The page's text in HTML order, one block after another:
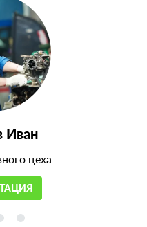
Иван
цеха